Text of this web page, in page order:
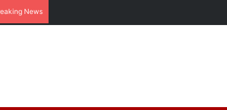
News